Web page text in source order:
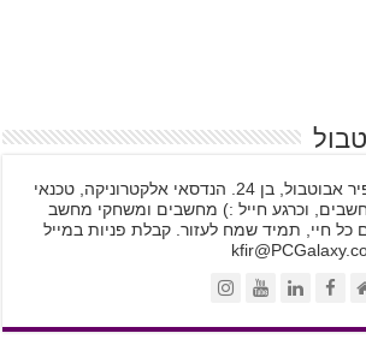
כפיר אבוטבול, בן 24. הנדסאי אלקטרוניקה, טכנאי
וכרגע חייל :) מחשבים ומשחקי מחשב
כל חיי, תמיד שמח לעזור. קבלת פניות במייל